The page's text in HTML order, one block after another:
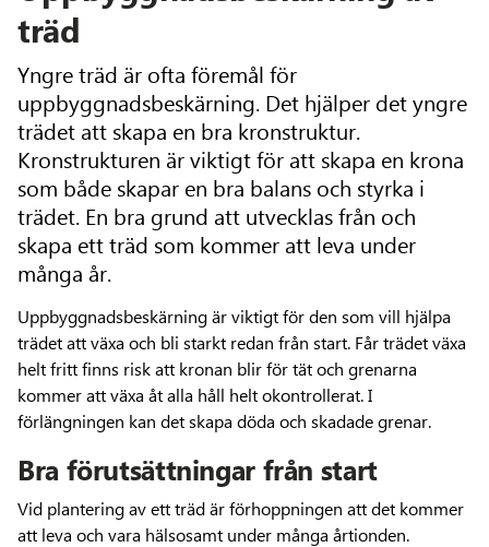
träd
Yngre träd är ofta föremål för
uppbyggnadsbeskärning. Det hjälper det yngre
trädet att skapa en bra kronstruktur.
Kronstrukturen är viktigt för att skapa en krona
som både skapar en bra balans och styrka i
trädet. En bra grund att utvecklas från och
skapa ett träd som kommer att leva under
många år.
Uppbyggnadsbeskärning är viktigt för den som vill hjälpa
trädet att växa och bli starkt redan från start. Får trädet växa
helt fritt finns risk att kronan blir för tät och grenarna
kommer att växa åt alla håll helt okontrollerat. I
förlängningen kan det skapa döda och skadade grenar.
Bra förutsättningar från start
Vid plantering av ett träd är förhoppningen att det kommer
att leva och vara hälsosamt under många årtionden.